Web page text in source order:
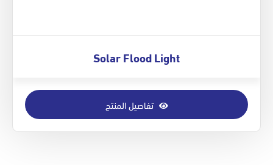
Solar Flood Light
تفاصيل المنتج